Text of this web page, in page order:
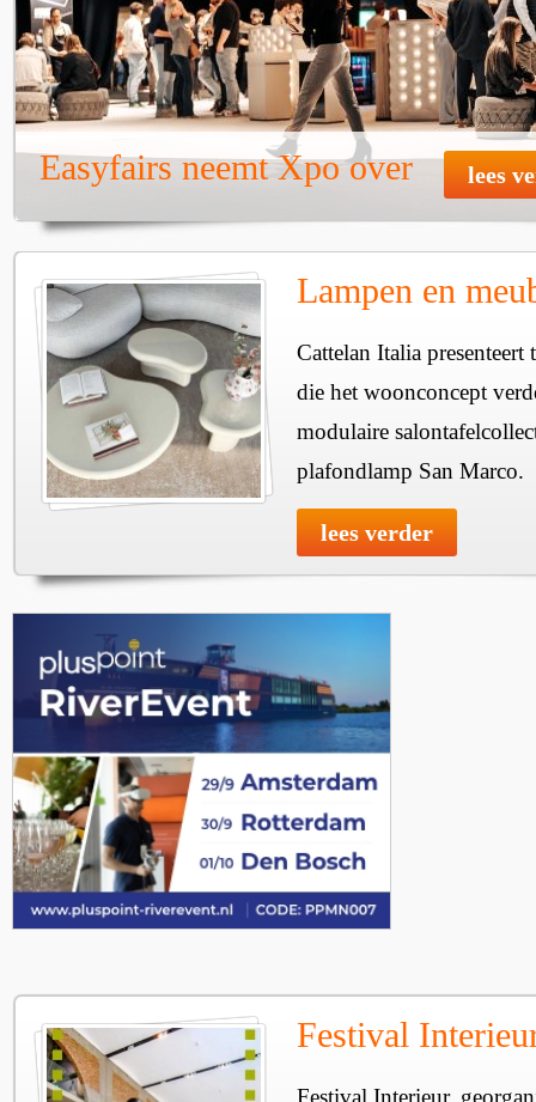
Easyfairs neemt Xpo over lees
Lampen en
Cattelan Italia
die het woonconcept
modulaire
plafondlamp San Marco.
lees verder
Festival
Festival Interieur,